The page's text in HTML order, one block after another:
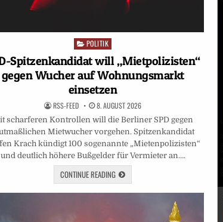
Posted
in
POLITIK
Spitzenkandidat will „Mietpolizisten“
gegen Wucher auf Wohnungsmarkt
einsetzen
RSS-FEED 8. AUGUST 2026
scharferen Kontrollen will die Berliner SPD gegen
Mietwucher vorgehen. Spitzenkandidat
Krach kündigt 100 sogenannte „Mietenpolizisten“
und deutlich höhere Bußgelder für Vermieter an….
CONTINUE READING